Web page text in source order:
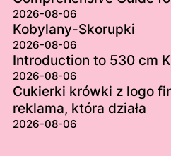
2026-08-06
Kobylany-Skorupki
2026-08-06
Introduction to 530 cm
2026-08-06
Cukierki krówki z logo
reklama, która działa
2026-08-06